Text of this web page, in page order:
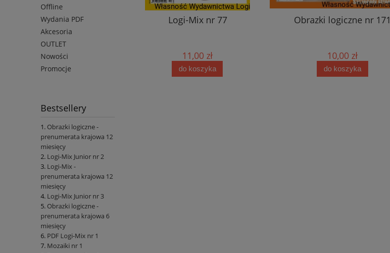
Offline
Wydania PDF
Akcesoria
OUTLET
Nowości
Promocje
Bestsellery
Obrazki logiczne -
prenumerata krajowa 12
miesięcy
Logi-Mix Junior nr 2
Logi-Mix -
prenumerata krajowa 12
miesięcy
Logi-Mix Junior nr 3
Obrazki logiczne -
prenumerata krajowa 6
miesięcy
PDF Logi-Mix nr 1
Mozaiki nr 1
Logi-Mix nr 97
11,00 zł
do koszyka
Logi-Mix nr 77
11,00 zł
do koszyka
Obrazki logiczne nr 171
10,00 zł
do koszyka